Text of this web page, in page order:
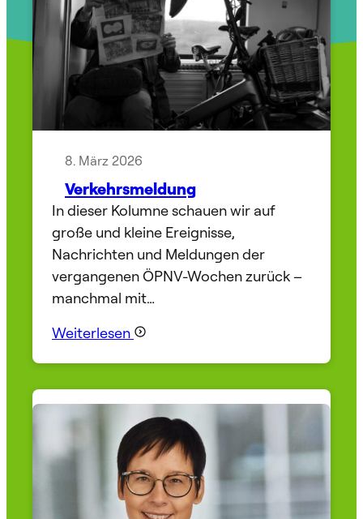
8. März 2026
Verkehrsmeldung
In dieser Kolumne schauen wir auf
große und kleine Ereignisse,
Nachrichten und Meldungen der
vergangenen ÖPNV-Wochen zurück –
manchmal mit…
Weiterlesen